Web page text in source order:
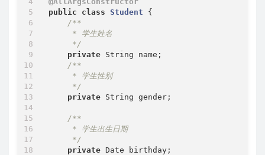
public
class Student
{
/**
     * 学生姓名
     */
private String name;
/**
     * 学生性别
     */
private String gender;
/**
     * 学生出生日期
     */
private Date birthday;